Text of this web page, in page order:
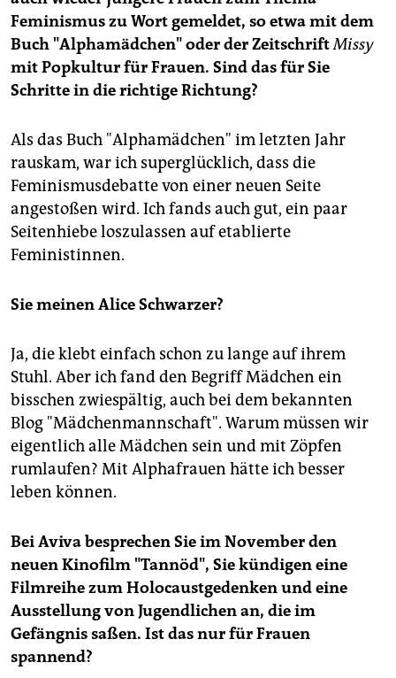
Feminismus zu Wort gemeldet, so etwa mit dem
Buch "Alphamädchen" oder der ZeitschriftMissy
mit Popkultur für Frauen. Sind das für Sie
Schritte in die richtige Richtung?
Als das Buch "Alphamädchen" im letzten Jahr
rauskam, war ich superglücklich, dass die
Feminismusdebatte von einer neuen Seite
angestoßen wird. Ich fands auch gut, ein paar
Seitenhiebe loszulassen auf etablierte
Feministinnen.
Sie meinen Alice Schwarzer?
Ja, die klebt einfach schon zu lange auf ihrem
Stuhl. Aber ich fand den Begriff Mädchen ein
bisschen zwiespältig, auch bei dem bekannten
Blog "Mädchenmannschaft". Warum müssen wir
eigentlich alle Mädchen sein und mit Zöpfen
rumlaufen? Mit Alphafrauen hätte ich besser
leben können.
Bei Aviva besprechen Sie im November den
neuen Kinofilm "Tannöd", Sie kündigen eine
Filmreihe zum Holocaustgedenken und eine
Ausstellung von Jugendlichen an, die im
Gefängnis saßen. Ist das nur für Frauen
spannend?